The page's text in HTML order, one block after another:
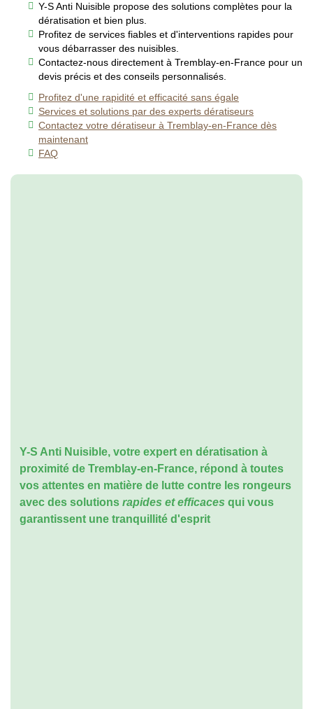
Y-S Anti Nuisible propose des solutions complètes pour la
dératisation et bien plus.
Profitez de services fiables et d'interventions rapides pour
vous débarrasser des nuisibles.
Contactez-nous directement à Tremblay-en-France pour un
devis précis et des conseils personnalisés.
Profitez d'une rapidité et efficacité sans égale
Services et solutions par des experts dératiseurs
Contactez votre dératiseur à Tremblay-en-France dès
maintenant
FAQ
Y-S Anti Nuisible, votre expert en dératisation à
proximité de Tremblay-en-France, répond à toutes
vos attentes en matière de lutte contre les rongeurs
avec des solutionsrapides et efficaces qui vous
garantissent une tranquillité d'esprit